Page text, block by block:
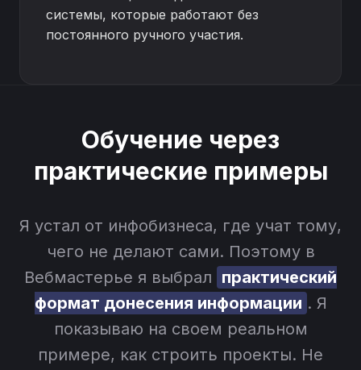
системы, которые работают без
постоянного ручного участия.
Обучение через
практические примеры
Я устал от инфобизнеса, где учат тому,
чего не делают сами. Поэтому в
Вебмастерье я выбрал практический
формат донесения информации . Я
показываю на своем реальном
примере, как строить проекты. Не